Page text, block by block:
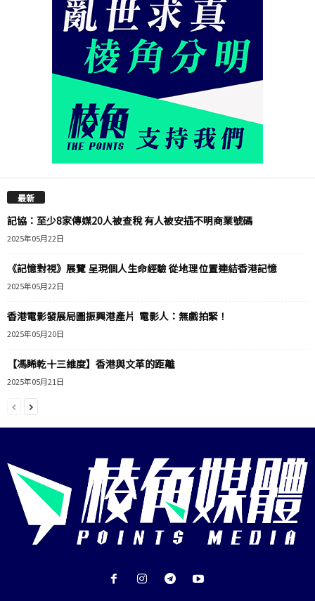
最新
記協：至少8家傳媒20人被查稅 有人被安插不明商業號碼
2025年05月22日
《記憶對視》展覽 呈現個人生命經驗 從地理位置連結香港記憶
2025年05月22日
香港電影發展局圖振興港產片 電影人：無戲拍緊！
2025年05月20日
【馮睎乾十三維度】香港與文革的距離
2025年05月21日